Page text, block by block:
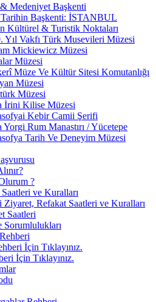
Medeniyet Başkenti
Başkenti: İSTANBUL
Kültürel & Turistik Noktaları
Yıl Vakfı Türk Musevileri Müzesi
Mickiewicz Müzesi
Müzesi
Müze Ve Kültür Sitesi Komutanlığı
Müzesi
Müzesi
İrini Kilise Müzesi
Kebir Camii Şerifi
Yorgi Rum Manastırı / Yücetepe
Tarih Ve Deneyim Müzesi
?
ve Kuralları
Refakat Saatleri ve Kuralları
Saatleri
Sorumlulukları
İçin Tıklayınız.
İçin Tıklayınız.